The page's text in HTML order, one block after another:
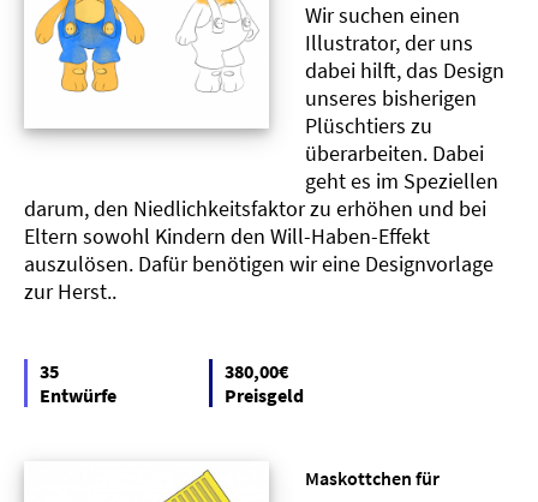
Wir suchen einen
Illustrator, der uns
dabei hilft, das Design
unseres bisherigen
Plüschtiers zu
überarbeiten. Dabei
geht es im Speziellen
darum, den Niedlichkeitsfaktor zu erhöhen und bei
Eltern sowohl Kindern den Will-Haben-Effekt
auszulösen. Dafür benötigen wir eine Designvorlage
zur Herst..
35
Entwürfe
380,00€
Preisgeld
Maskottchen für